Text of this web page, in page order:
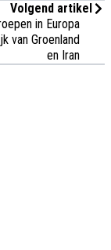
Volgend artikel
in Europa
van Groenland
en Iran